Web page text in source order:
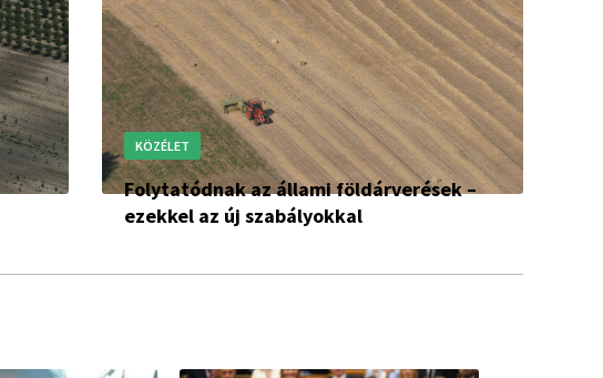
KÖZÉLET
Folytatódnak az állami földárverések –
ezekkel az új szabályokkal